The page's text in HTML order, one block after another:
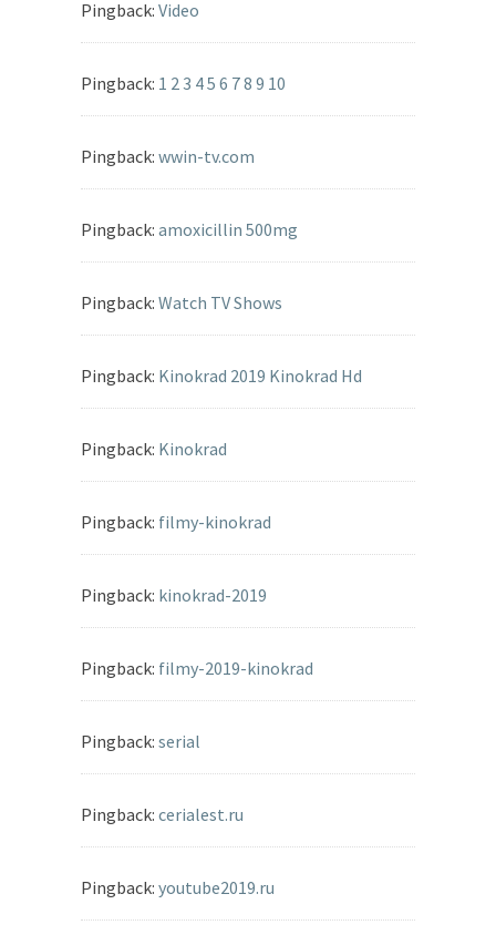
Pingback: Video
Pingback: 1 2 3 4 5 6 7 8 9 10
Pingback: wwin-tv.com
Pingback: amoxicillin 500mg
Pingback: Watch TV Shows
Pingback: Kinokrad 2019 Kinokrad Hd
Pingback: Kinokrad
Pingback: filmy-kinokrad
Pingback: kinokrad-2019
Pingback: filmy-2019-kinokrad
Pingback: serial
Pingback: cerialest.ru
Pingback: youtube2019.ru